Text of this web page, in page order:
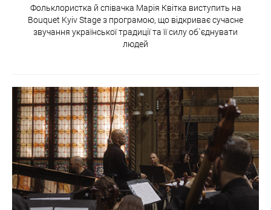
Фольклористка й співачка Марія Квітка виступить на
Bouquet Kyiv Stage з програмою, що відкриває сучасне
звучання української традиції та її силу об`єднувати
людей